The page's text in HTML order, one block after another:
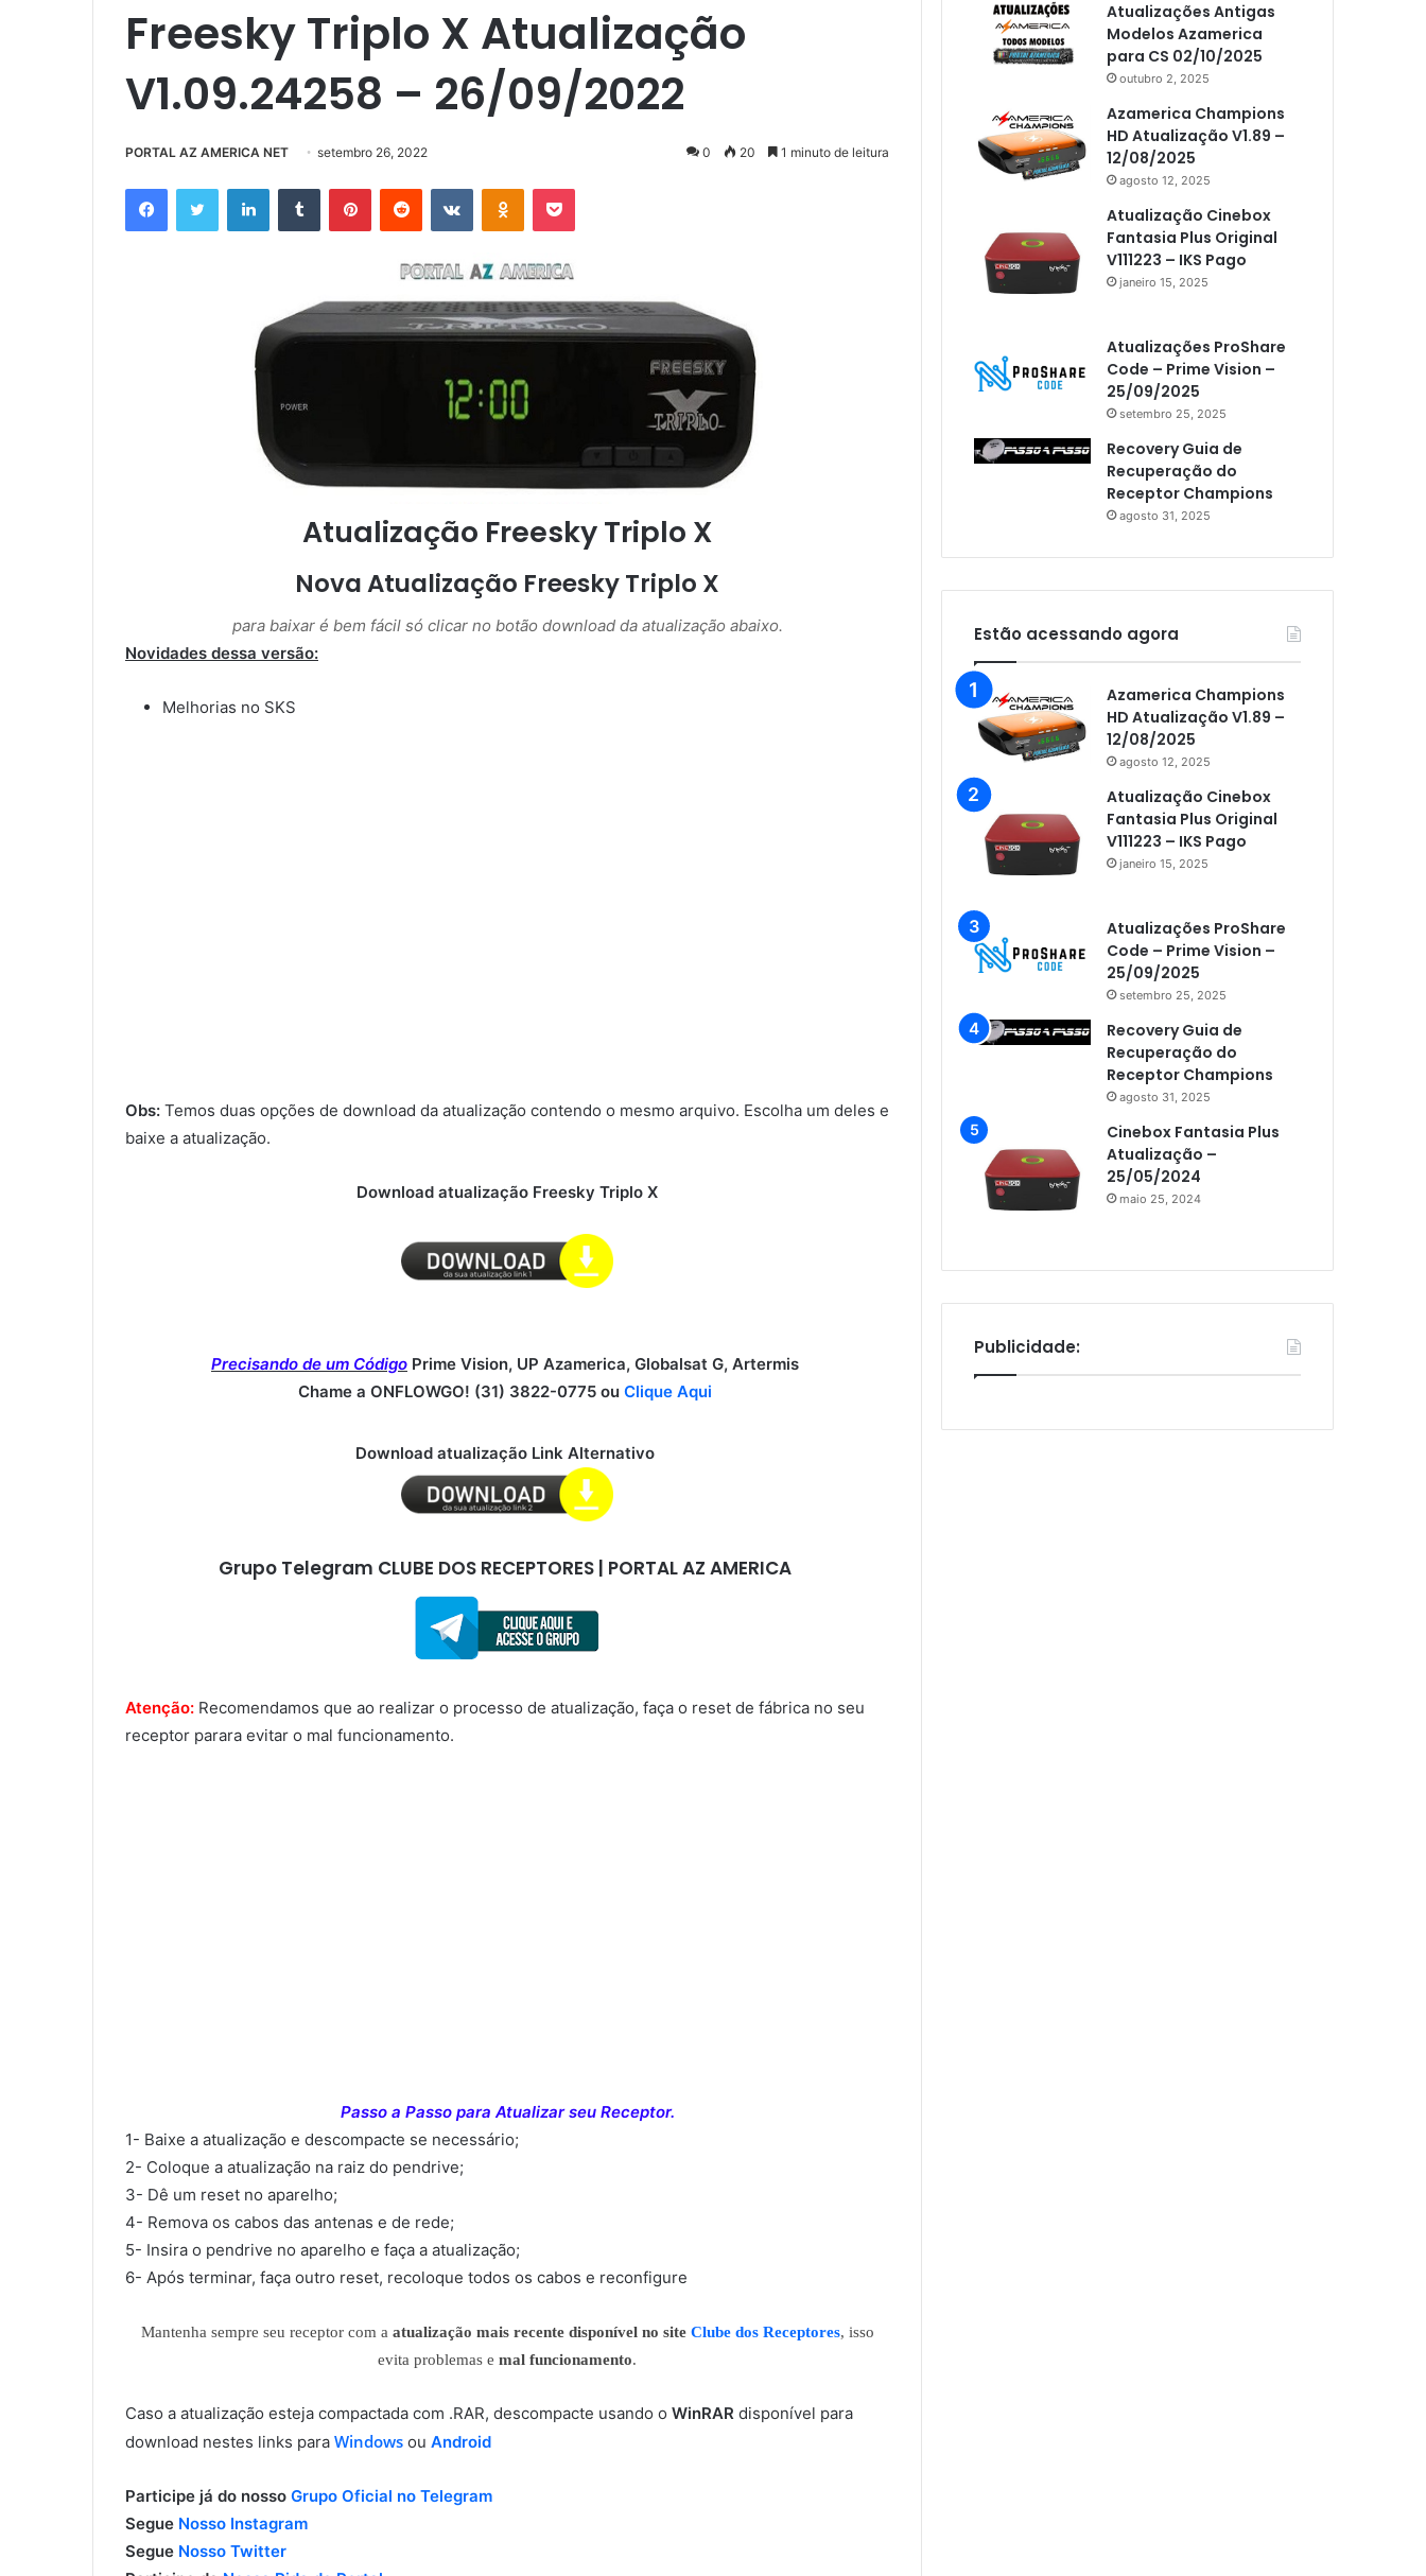
Freesky Triplo X Atualização
V1.09.24258 – 26/09/2022
PORTAL AZ AMERICA NET setembro 26, 2022 0 20 1 minuto de leitura
Atualização Freesky Triplo X
Nova Atualização Freesky Triplo X
para baixar é bem fácil só clicar no botão download da atualização abaixo.
Novidades dessa versão:
Melhorias no SKS
Obs: Temos duas opções de download da atualização contendo o mesmo arquivo. Escolha um deles e
baixe a atualização.
Download atualização Freesky Triplo X
Precisando de um Código Prime Vision, UP Azamerica, Globalsat G, Artermis
Chame a ONFLOWGO! (31) 3822-0775 ou Clique Aqui
Download atualização Link Alternativo
Grupo Telegram CLUBE DOS RECEPTORES | PORTAL AZ AMERICA
Atenção: Recomendamos que ao realizar o processo de atualização, faça o reset de fábrica no seu
receptor parara evitar o mal funcionamento.
Passo a Passo para Atualizar seu Receptor.
1- Baixe a atualização e descompacte se necessário;
2- Coloque a atualização na raiz do pendrive;
3- Dê um reset no aparelho;
4- Remova os cabos das antenas e de rede;
5- Insira o pendrive no aparelho e faça a atualização;
6- Após terminar, faça outro reset, recoloque todos os cabos e reconfigure
Mantenha sempre seu receptor com a atualização mais recente disponível no site Clube dos Receptores, isso
evita problemas e mal funcionamento.
Caso a atualização esteja compactada com .RAR, descompacte usando o WinRAR disponível para
download nestes links para Windows ou Android
Participe já do nosso Grupo Oficial no Telegram
Segue Nosso Instagram
Segue Nosso Twitter
Atualizações Antigas
Modelos Azamerica
para CS 02/10/2025
outubro 2, 2025
Azamerica Champions
HD Atualização V1.89 –
12/08/2025
agosto 12, 2025
Atualização Cinebox
Fantasia Plus Original
V111223 – IKS Pago
janeiro 15, 2025
Atualizações ProShare
Code – Prime Vision –
25/09/2025
setembro 25, 2025
Recovery Guia de
Recuperação do
Receptor Champions
agosto 31, 2025
Estão acessando agora
Azamerica Champions
HD Atualização V1.89 –
12/08/2025
agosto 12, 2025
Atualização Cinebox
Fantasia Plus Original
V111223 – IKS Pago
janeiro 15, 2025
Atualizações ProShare
Code – Prime Vision –
25/09/2025
setembro 25, 2025
Recovery Guia de
Recuperação do
Receptor Champions
agosto 31, 2025
Cinebox Fantasia Plus
Atualização –
25/05/2024
maio 25, 2024
Publicidade: